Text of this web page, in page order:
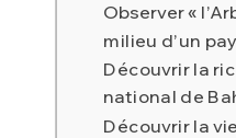
Observer «
milieu d’un
Découvrir la
national de
Découvrir la